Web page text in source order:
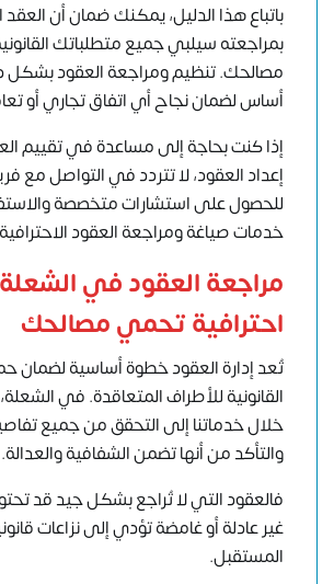
باتباع هذا الدليل، يمكنك ضمان أن
بمراجعته سيلبي جميع متطلباتك
مصالحك. تنظيم ومراجعة العقود
أساس لضمان نجاح أي اتفاق تجاري أو
إذا كنت بحاجة إلى مساعدة في تقييم
إعداد العقود، لا تتردد في التواصل مع
للحصول على استشارات متخصصة
خدمات صياغة ومراجعة العقود الاحترافية
مراجعة العقود في
احترافية تحمي مصالحك
تُعد إدارة العقود خطوة أساسية لضمان
القانونية للأطراف المتعاقدة. في
خلال خدماتنا إلى التحقق من جميع
والتأكد من أنها تضمن الشفافية والعدالة.
فالعقود التي لا تُراجع بشكل جيد قد
غير عادلة أو غامضة تؤدي إلى نزاعات
المستقبل.